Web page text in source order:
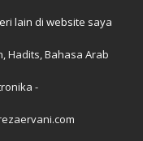
lain di website saya
Hadits, Bahasa Arab
-